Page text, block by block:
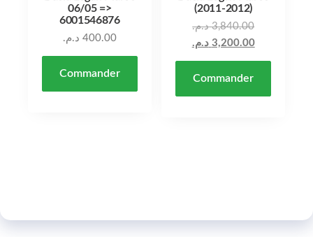
06/05 =>
6001546876
400.00 د.م.
Commander
(2011-2012)
3,840.00 د.م.
3,200.00 د.م.
Commander